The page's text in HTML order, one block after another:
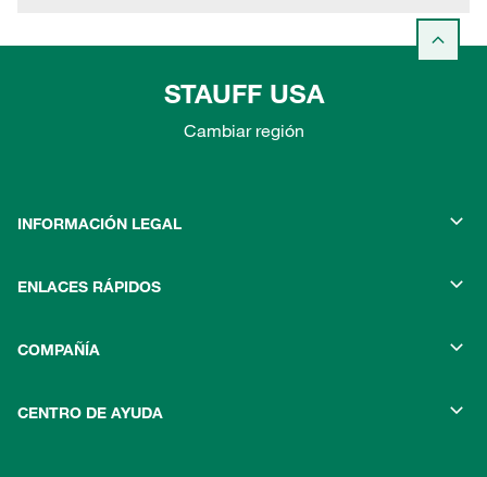
STAUFF USA
Cambiar región
INFORMACIÓN LEGAL
ENLACES RÁPIDOS
COMPAÑÍA
CENTRO DE AYUDA